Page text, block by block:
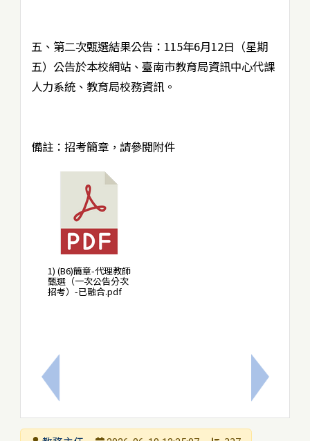
上一筆：E棟教室班級電腦重灌，請教師有重要資料
五、第二次甄選結果公告：115年6月12日（星期
五）公告於本校網站、臺南市教育局資訊中心代課
人力系統、教育局校務資訊。
備註：招考簡章，請參閱附件
1) (B6)簡章-代理教師
甄選（一次公告分次
招考）-已融合.pdf
下一筆：